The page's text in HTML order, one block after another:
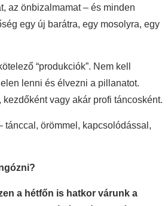
az önbizalmamat – és minden
egy új barátra, egy mosolyra, egy
“produkciók”. Nem kell
lenni és élvezni a pillanatot.
vagy akár profi táncosként.
tánccal, örömmel, kapcsolódással,
a hétfőn is hatkor várunk a